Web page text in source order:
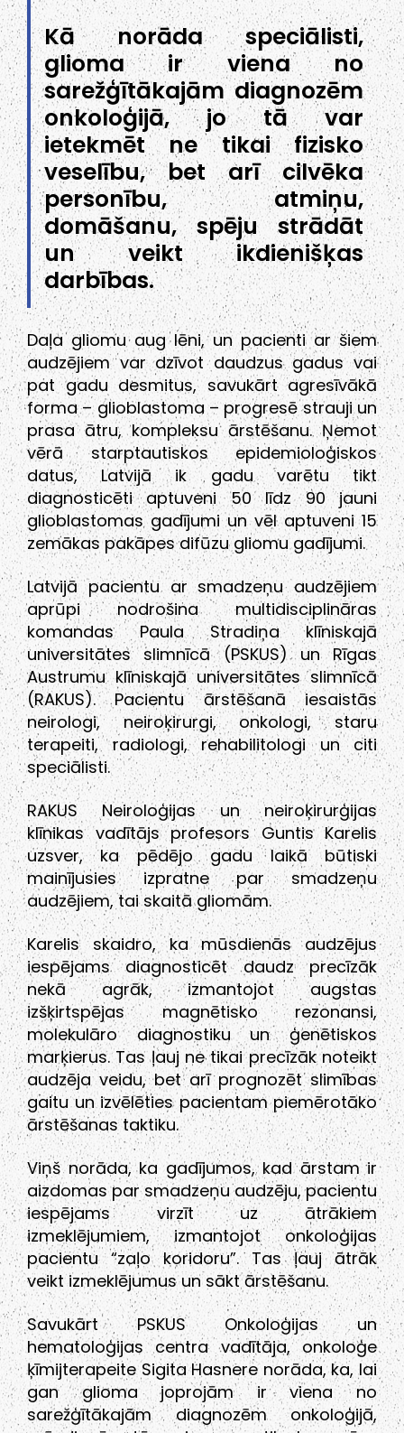
Kā norāda speciālisti,
glioma ir viena no
sarežģītākajām diagnozēm
onkoloģijā, jo tā var
ietekmēt ne tikai fizisko
veselību, bet arī cilvēka
personību, atmiņu,
domāšanu, spēju strādāt
un veikt ikdienišķas
darbības.
Daļa gliomu aug lēni, un pacienti ar šiem
audzējiem var dzīvot daudzus gadus vai
pat gadu desmitus, savukārt agresīvākā
forma – glioblastoma – progresē strauji un
prasa ātru, kompleksu ārstēšanu. Ņemot
vērā starptautiskos epidemioloģiskos
datus, Latvijā ik gadu varētu tikt
diagnosticēti aptuveni 50 līdz 90 jauni
glioblastomas gadījumi un vēl aptuveni 15
zemākas pakāpes difūzu gliomu gadījumi.
Latvijā pacientu ar smadzeņu audzējiem
aprūpi nodrošina multidisciplināras
komandas Paula Stradiņa klīniskajā
universitātes slimnīcā (PSKUS) un Rīgas
Austrumu klīniskajā universitātes slimnīcā
(RAKUS). Pacientu ārstēšanā iesaistās
neirologi, neiroķirurgi, onkologi, staru
terapeiti, radiologi, rehabilitologi un citi
speciālisti.
RAKUS Neiroloģijas un neiroķirurģijas
klīnikas vadītājs profesors Guntis Karelis
uzsver, ka pēdējo gadu laikā būtiski
mainījusies izpratne par smadzeņu
audzējiem, tai skaitā gliomām.
Karelis skaidro, ka mūsdienās audzējus
iespējams diagnosticēt daudz precīzāk
nekā agrāk, izmantojot augstas
izšķirtspējas magnētisko rezonansi,
molekulāro diagnostiku un ģenētiskos
marķierus. Tas ļauj ne tikai precīzāk noteikt
audzēja veidu, bet arī prognozēt slimības
gaitu un izvēlēties pacientam piemērotāko
ārstēšanas taktiku.
Viņš norāda, ka gadījumos, kad ārstam ir
aizdomas par smadzeņu audzēju, pacientu
iespējams virzīt uz ātrākiem
izmeklējumiem, izmantojot onkoloģijas
pacientu “zaļo koridoru”. Tas ļauj ātrāk
veikt izmeklējumus un sākt ārstēšanu.
Savukārt PSKUS Onkoloģijas un
hematoloģijas centra vadītāja, onkoloģe
ķīmijterapeite Sigita Hasnere norāda, ka, lai
gan glioma joprojām ir viena no
sarežģītākajām diagnozēm onkoloģijā,